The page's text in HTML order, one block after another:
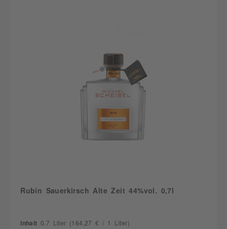
Rubin Sauerkirsch Alte Zeit 44%vol. 0,7l
Inhalt 0.7 Liter (164,27 € / 1 Liter)